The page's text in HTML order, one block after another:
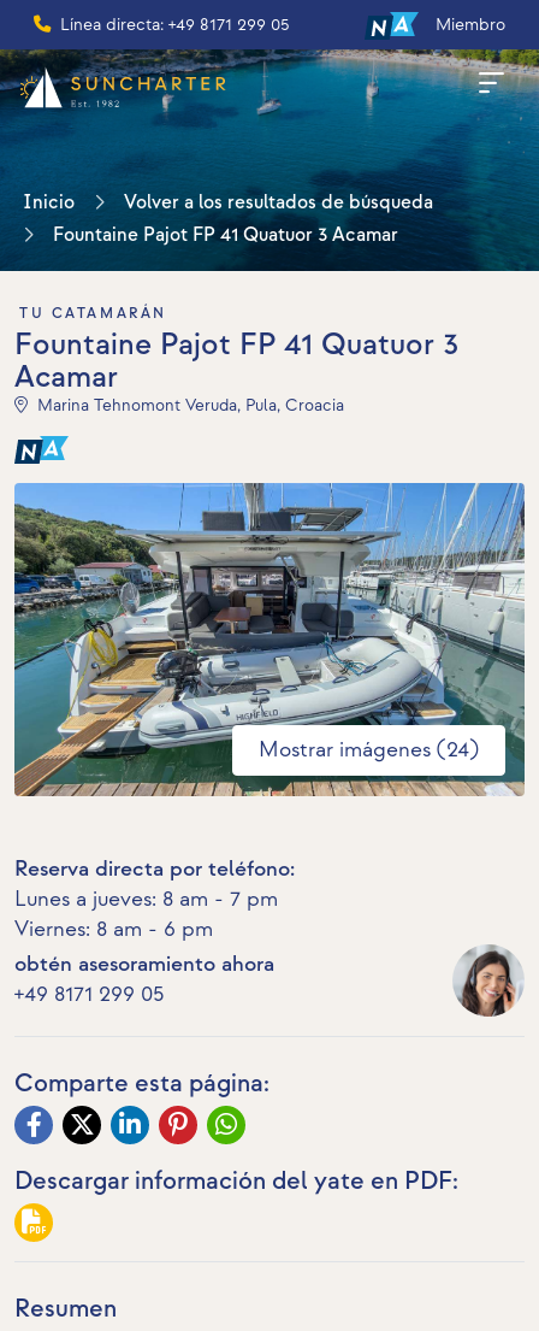
Línea directa: +49 8171 299 05 Miembro
Inicio
Volver a los resultados de búsqueda
Fountaine Pajot FP 41 Quatuor 3 Acamar
TU CATAMARÁN
Fountaine Pajot FP 41 Quatuor 3
Acamar
Marina Tehnomont Veruda, Pula, Croacia
Mostrar imágenes (24)
Reserva directa por teléfono:
Lunes a jueves: 8 am - 7 pm
Viernes: 8 am - 6 pm
obtén asesoramiento ahora
+49 8171 299 05
Comparte esta página:
Descargar información del yate en PDF:
Resumen